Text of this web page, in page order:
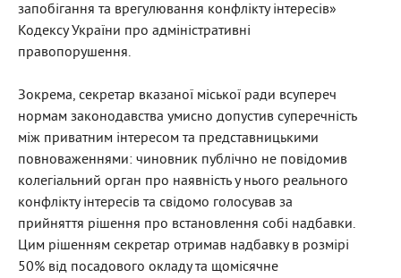
запобігання та врегулювання конфлікту інтересів»
Кодексу України про адміністративні
правопорушення.
Зокрема, секретар вказаної міської ради всупереч
нормам законодавства умисно допустив суперечність
між приватним інтересом та представницькими
повноваженнями: чиновник публічно не повідомив
колегіальний орган про наявність у нього реального
конфлікту інтересів та свідомо голосував за
прийняття рішення про встановлення собі надбавки.
Цим рішенням секретар отримав надбавку в розмірі
50% від посадового окладу та щомісячне